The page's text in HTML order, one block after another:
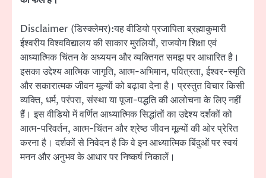
Disclaimer (डिस्क्लेमर):यह वीडियो प्रजापिता ब्रह्माकुमारी
ईश्वरीय विश्वविद्यालय की साकार मुरलियों, राजयोग शिक्षा एवं
आध्यात्मिक चिंतन के अध्ययन और व्यक्तिगत समझ पर आधारित है।
इसका उद्देश्य आत्मिक जागृति, आत्म-अभिमान, पवित्रता, ईश्वर-स्मृति
और सकारात्मक जीवन मूल्यों को बढ़ावा देना है। प्रस्तुत विचार किसी
व्यक्ति, धर्म, परंपरा, संस्था या पूजा-पद्धति की आलोचना के लिए नहीं
हैं। इस वीडियो में वर्णित आध्यात्मिक सिद्धांतों का उद्देश्य दर्शकों को
आत्म-परिवर्तन, आत्म-चिंतन और श्रेष्ठ जीवन मूल्यों की ओर प्रेरित
करना है। दर्शकों से निवेदन है कि वे इन आध्यात्मिक बिंदुओं पर स्वयं
मनन और अनुभव के आधार पर निष्कर्ष निकालें।